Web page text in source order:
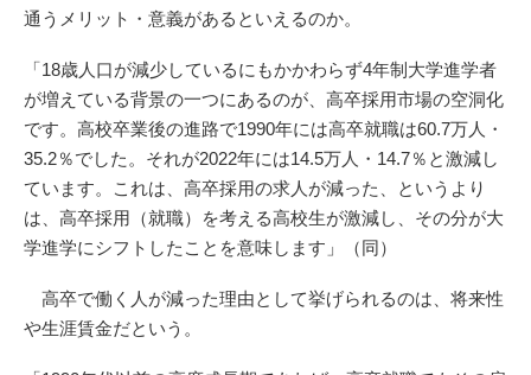
通うメリット・意義があるといえるのか。
「18歳人口が減少しているにもかかわらず4年制大学進学者
が増えている背景の一つにあるのが、高卒採用市場の空洞化
です。高校卒業後の進路で1990年には高卒就職は60.7万人・
35.2％でした。それが2022年には14.5万人・14.7％と激減し
ています。これは、高卒採用の求人が減った、というより
は、高卒採用（就職）を考える高校生が激減し、その分が大
学進学にシフトしたことを意味します」（同）
高卒で働く人が減った理由として挙げられるのは、将来性
や生涯賃金だという。